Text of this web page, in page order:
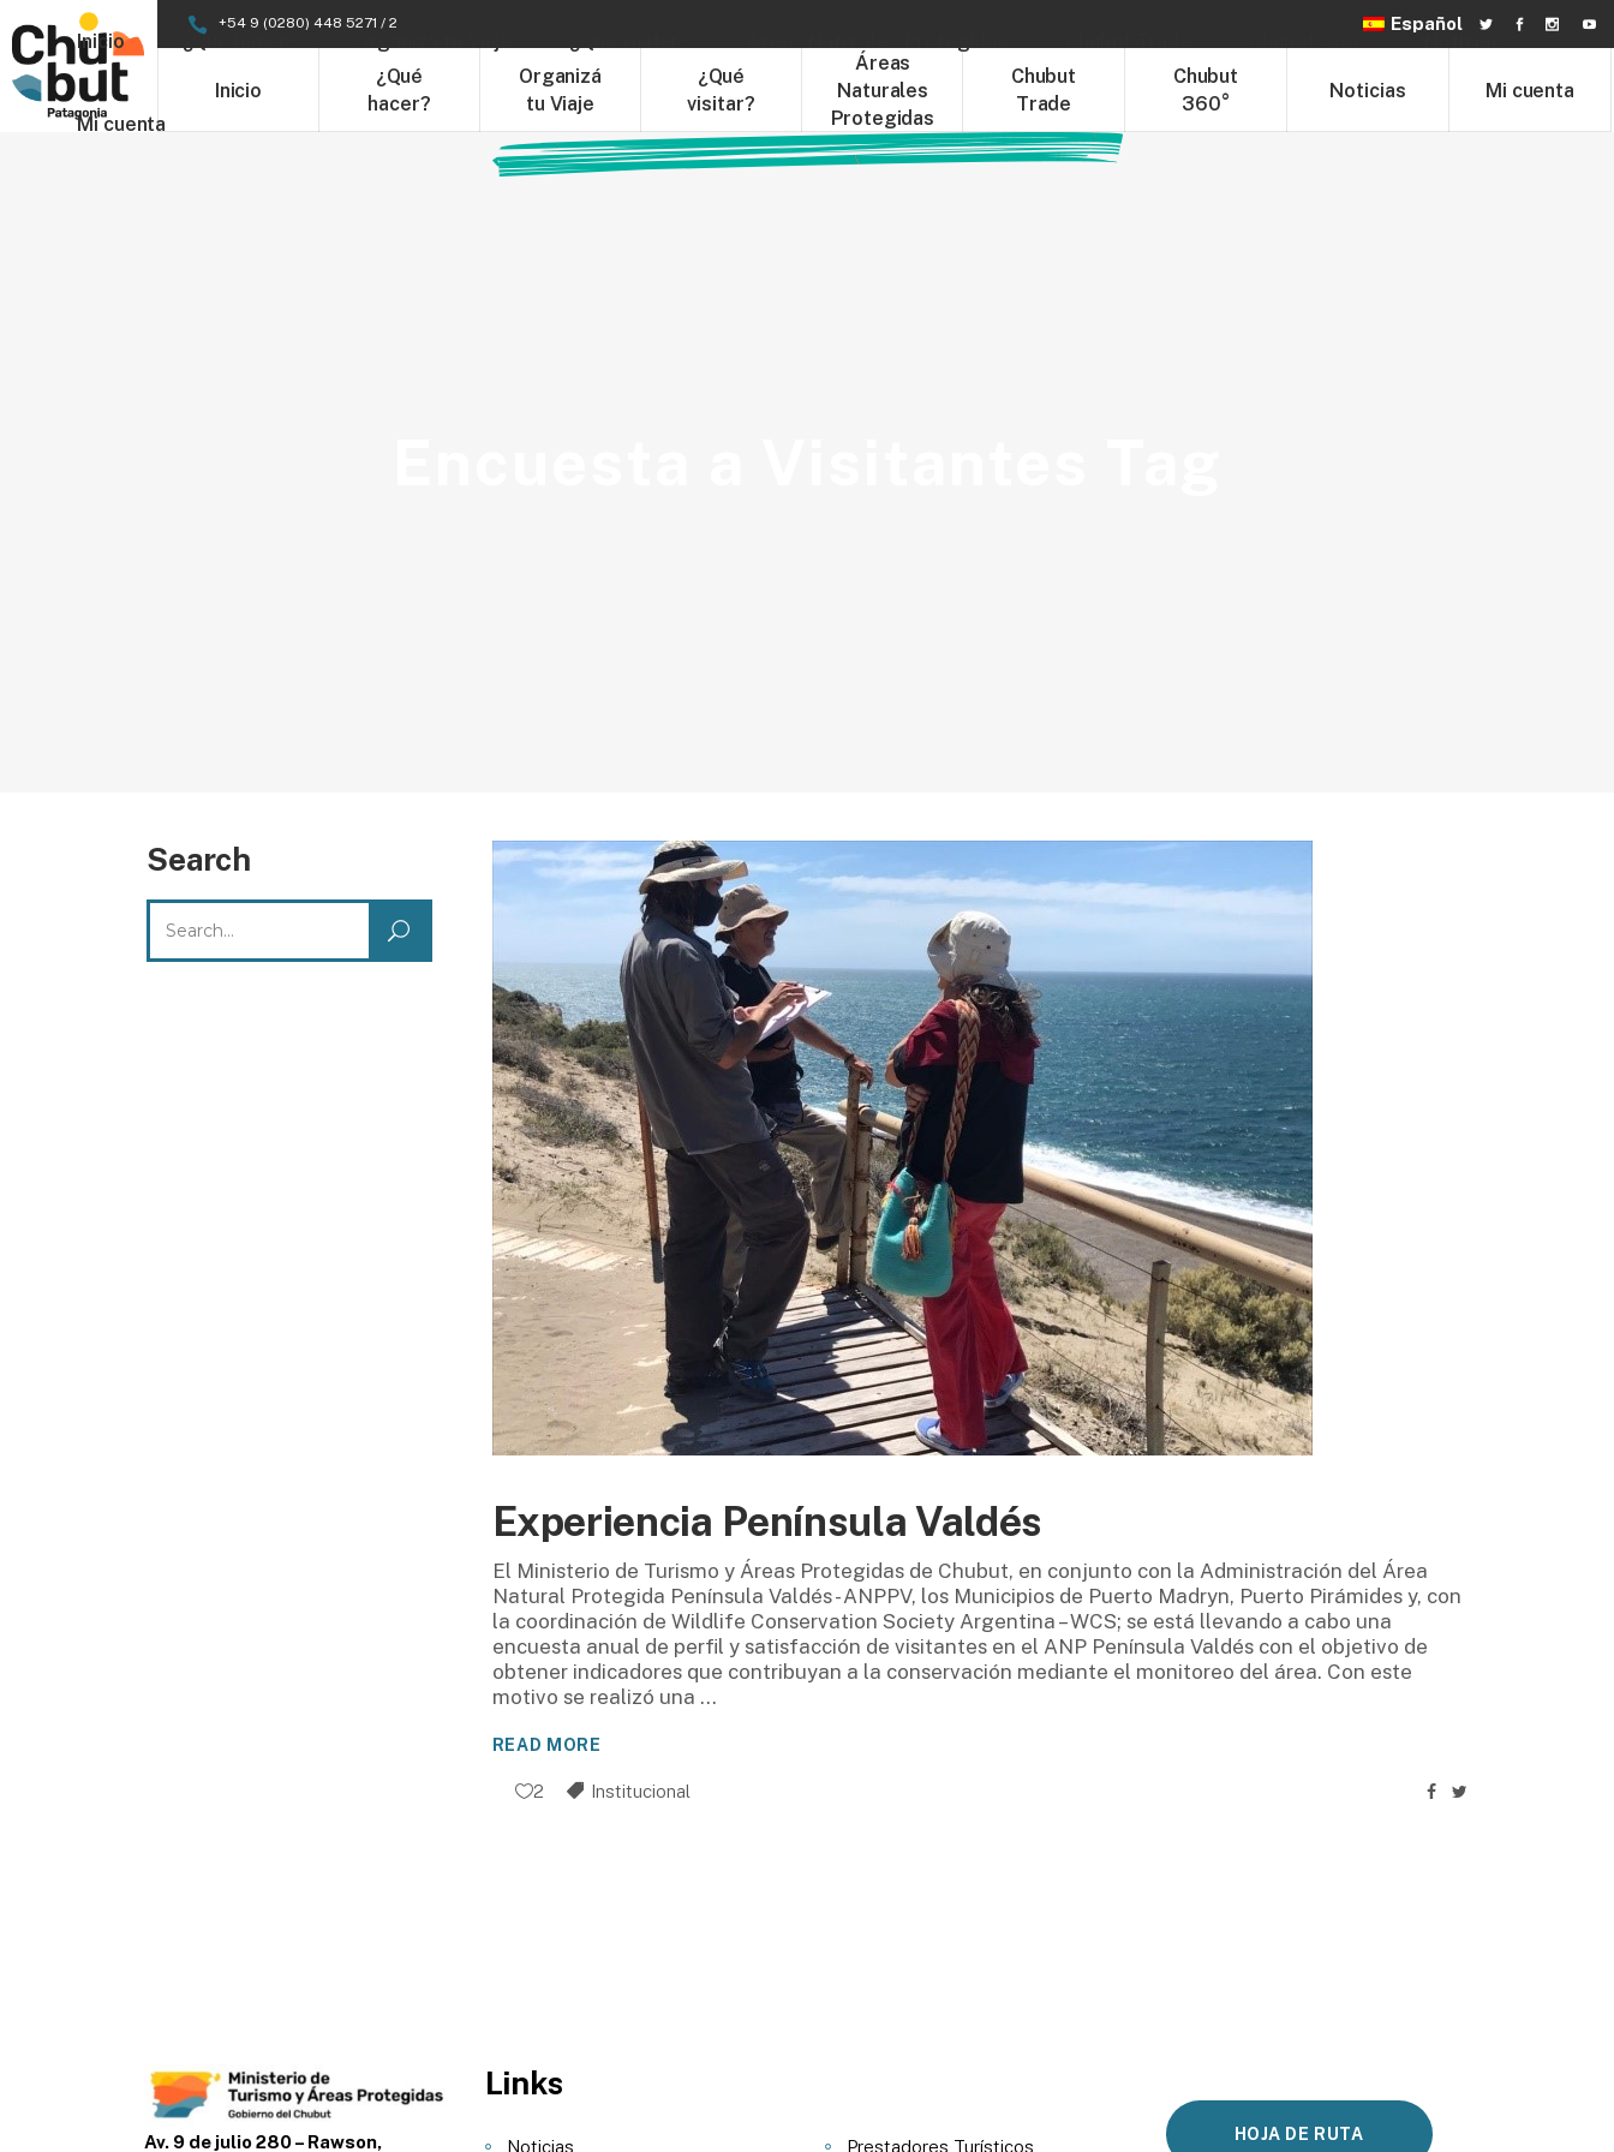
+54 9 (0280) 448 5271 / 2 Español
Inicio
¿Qué
hacer?
Organizá
tu Viaje
¿Qué
visitar?
Áreas
Naturales
Protegidas
Chubut
Trade
Chubut
360°
Noticias Mi cuenta
Inicio ¿Qué hacer?
Mi cuenta
Experiencia Península Valdés
El Ministerio de Turismo y Áreas Protegidas de Chubut, en conjunto con la Administración del Área
Natural Protegida Península Valdés - ANPPV, los Municipios de Puerto Madryn, Puerto Pirámides y, con
la coordinación de Wildlife Conservation Society Argentina – WCS; se está llevando a cabo una
encuesta anual de perfil y satisfacción de visitantes en el ANP Península Valdés con el objetivo de
obtener indicadores que contribuyan a la conservación mediante el monitoreo del área. Con este
motivo se realizó una
READ MORE
2 Institucional
Search
for:
Av. 9 de julio 280 – Rawson,
Links
Noticias Prestadores Turísticos
HOJA DE RUTA